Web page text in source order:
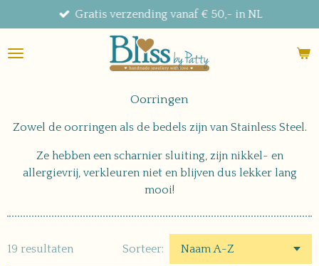
direct
naar
Gratis verzending vanaf € 50,- in NL
Oorringen
Zowel de oorringen als de bedels zijn van Stainless Steel.
Ze hebben een scharnier sluiting, zijn nikkel- en
allergievrij, verkleuren niet en blijven dus lekker lang
mooi!
19 resultaten Sorteer: